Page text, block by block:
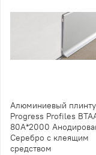
Алюминиевый
Progress Profiles
80А*2000
Серебро с клеящим
средством